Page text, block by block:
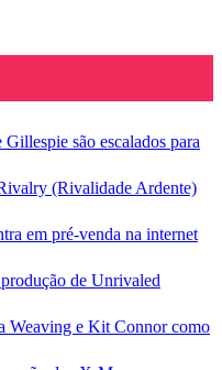
são escalados para
(Rivalidade Ardente)
em pré-venda na internet
de Unrivaled
Weaving e Kit Connor como